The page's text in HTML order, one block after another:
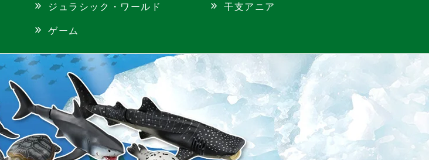
ジュラシック・ ワールド 干支アニア
ゲーム